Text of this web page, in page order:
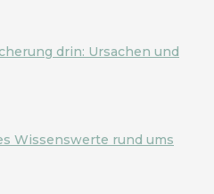
drin: Ursachen und
Wissenswerte rund ums